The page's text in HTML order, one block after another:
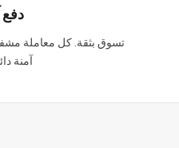
تسوق بثقة. كل معاملة
آمنة